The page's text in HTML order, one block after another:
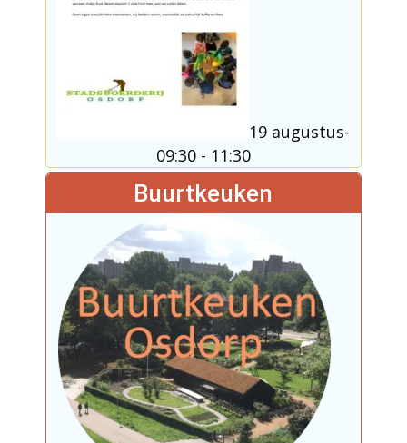
19 augustus-
09:30- 11:30
Buurtkeuken